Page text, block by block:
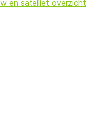
en satelliet overzicht